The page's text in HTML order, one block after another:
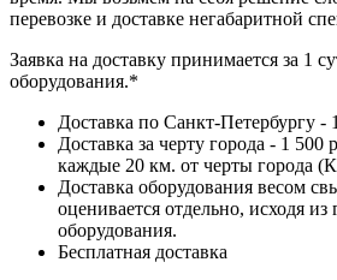
перевозке и доставке негабаритной
Заявка на доставку принимается за 1
оборудования.*
Доставка по Санкт-Петербургу -
Доставка за черту города - 1 500
каждые 20 км. от черты города
Доставка оборудования весом
оценивается отдельно, исходя
оборудования.
Бесплатная доставка